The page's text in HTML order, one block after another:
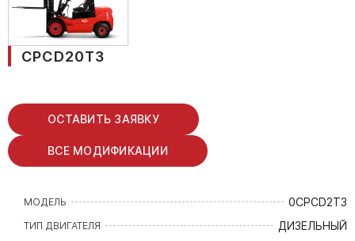
CPCD20T3
ОСТАВИТЬ ЗАЯВКУ
ВСЕ МОДИФИКАЦИИ
МОДЕЛЬ 0CPCD2T3
ТИП ДВИГАТЕЛЯ ДИЗЕЛЬНЫЙ